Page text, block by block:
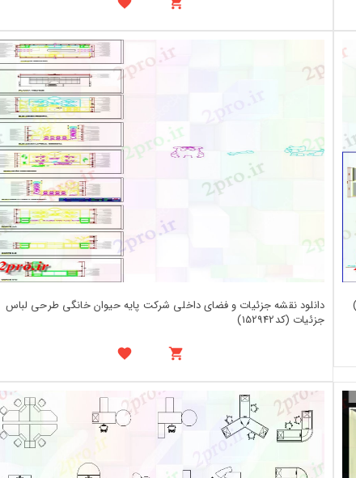
دانلود نقشه جزئیات و فضای داخلی شرکت پایه حیوان خانگی طرحی لباس
جزئیات (کد152942)